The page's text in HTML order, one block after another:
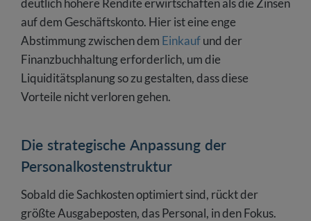
deutlich höhere Rendite erwirtschaften als die Zinsen
auf dem Geschäftskonto. Hier ist eine enge
Abstimmung zwischen dem Einkaufund der
Finanzbuchhaltung erforderlich, um die
Liquiditätsplanung so zu gestalten, dass diese
Vorteile nicht verloren gehen.
Die strategische Anpassung der
Personalkostenstruktur
Sobald die Sachkosten optimiert sind, rückt der
größte Ausgabeposten, das Personal, in den Fokus.